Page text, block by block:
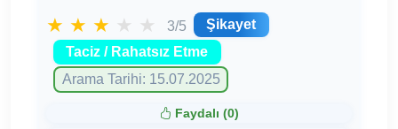
★ ★ ★ ★ ★ 3/5
Şikayet
Taciz / Rahatsız Etme
Arama Tarihi: 15.07.2025
Faydalı (0)